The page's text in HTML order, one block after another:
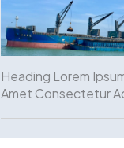
Heading Lorem
Amet Consectetur